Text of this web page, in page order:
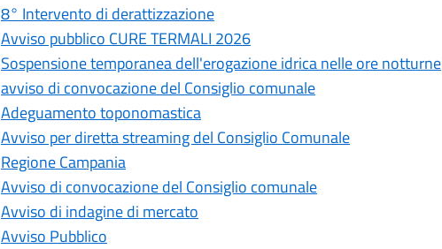
8° Intervento di derattizzazione
Avviso pubblico CURE TERMALI 2026
Sospensione temporanea dell'erogazione idrica nelle ore notturne
avviso di convocazione del Consiglio comunale
Adeguamento toponomastica
Avviso per diretta streaming del Consiglio Comunale
Regione Campania
Avviso di convocazione del Consiglio comunale
Avviso di indagine di mercato
Avviso Pubblico